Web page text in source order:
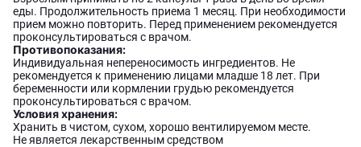
еды. Продолжительность приема 1 месяц. При необходимости
прием можно повторить. Перед применением рекомендуется
проконсультироваться с врачом.
Противопоказания:
Индивидуальная непереносимость ингредиентов. Не
рекомендуется к применению лицами младше 18 лет. При
беременности или кормлении грудью рекомендуется
проконсультироваться с врачом.
Условия хранения:
Хранить в чистом, сухом, хорошо вентилируемом месте.
Не является лекарственным средством